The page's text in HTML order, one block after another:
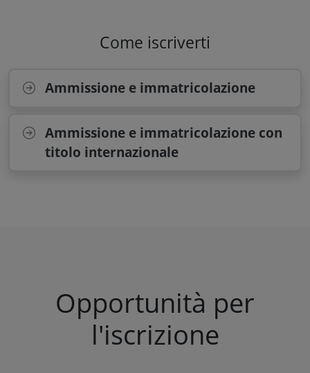
Come iscriverti
Ammissione e immatricolazione
Ammissione e immatricolazione con
titolo internazionale
Opportunità per
l'iscrizione